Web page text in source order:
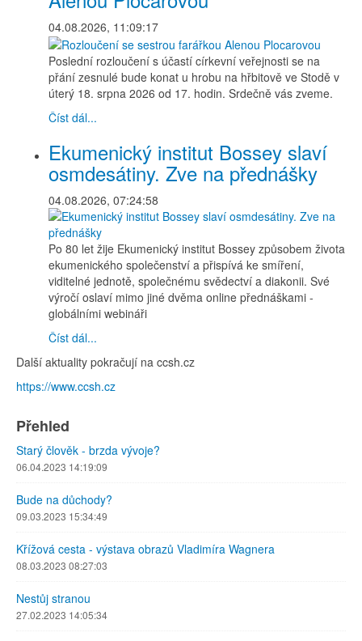
04.08.2026, 11:09:17
Poslední rozloučení s účastí církevní veřejnosti se na
přání zesnulé bude konat u hrobu na hřbitově ve Stodě v
úterý 18. srpna 2026 od 17. hodin. Srdečně vás zveme.
Číst dál...
Ekumenický institut Bossey slaví
osmdesátiny. Zve na přednášky
04.08.2026, 07:24:58
Po 80 let žije Ekumenický institut Bossey způsobem života
ekumenického společenství a přispívá ke smíření,
viditelné jednotě, společnému svědectví a diakonii. Své
výročí oslaví mimo jiné dvěma online přednáškami -
globálními webináři
Číst dál...
Další aktuality pokračují na ccsh.cz
https://www.ccsh.cz
Přehled
Starý člověk - brzda vývoje?
06.04.2023 14:19:09
Bude na důchody?
09.03.2023 15:34:49
Křížová cesta - výstava obrazů Vladimíra Wagnera
08.03.2023 08:27:03
Nestůj stranou
27.02.2023 14:05:34